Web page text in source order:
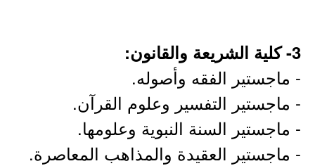
3- كلية الشريعة والقانون:
- ماجستير الفقه وأصوله.
- ماجستير التفسير وعلوم القرآن.
- ماجستير السنة النبوية وعلومها.
- ماجستير العقيدة والمذاهب المعاصرة.